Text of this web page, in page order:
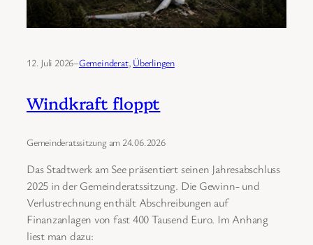
12. Juli 2026–Gemeinderat, Überlingen
Windkraft floppt
Gemeinderatssitzung am 24.06.2026
Das Stadtwerk am See präsentiert seinen Jahresabschluss
2025 in der Gemeinderatssitzung. Die Gewinn- und
Verlustrechnung enthält Abschreibungen auf
Finanzanlagen von fast 400 Tausend Euro. Im Anhang
liest man dazu: